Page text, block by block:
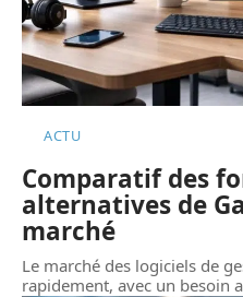
ACTU
Comparatif des
alternatives de
marché
Le marché des logiciels de
rapidement, avec un besoin